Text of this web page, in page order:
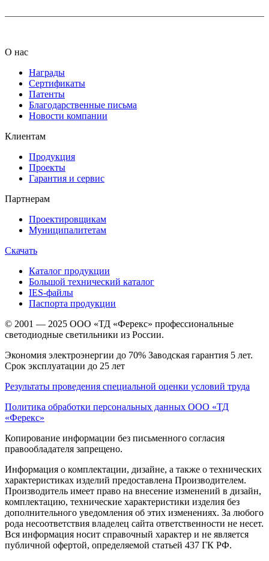
О нас
Награды
Сертификаты
Патенты
Благодарственные письма
Новости компании
Клиентам
Продукция
Проекты
Гарантия и сервис
Партнерам
Проектировщикам
Муниципалитетам
Скачать
Каталог продукции
Большой технический каталог
IES-файлы
Паспорта продукции
© 2001 — 2025 ООО «ТД «Ферекс» профессиональные
светодиодные светильники из России.
Экономия электроэнергии до 70% Заводская гарантия 5 лет.
Срок эксплуатации до 25 лет
Результаты проведения специальной оценки условий труда
Политика обработки персональных данных ООО «ТД
«Ферекс»
Копирование информации без письменного согласия
правообладателя запрещено.
Информация о комплектации, дизайне, а также о технических
характеристиках изделий предоставлена Производителем.
Производитель имеет право на внесение изменений в дизайн,
комплектацию, технические характеристики изделия без
дополнительного уведомления об этих изменениях. За любого
рода несоответствия владелец сайта ответственности не несет.
Вся информация носит справочный характер и не является
публичной офертой, определяемой статьей 437 ГК РФ.